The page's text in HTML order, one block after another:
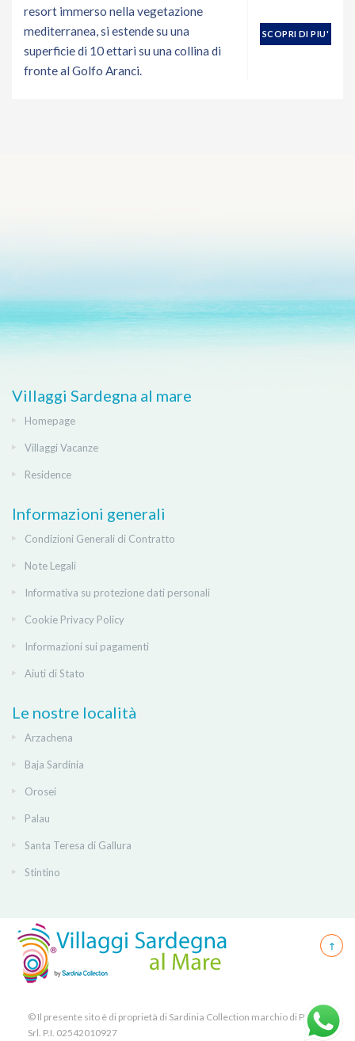
resort immerso nella vegetazione
mediterranea, si estende su una
superficie di 10 ettari su una collina di
fronte al Golfo Aranci.
SCOPRI DI PIU'
Villaggi Sardegna al mare
Homepage
Villaggi Vacanze
Residence
Informazioni generali
Condizioni Generali di Contratto
Note Legali
Informativa su protezione dati personali
Cookie Privacy Policy
Informazioni sui pagamenti
Aiuti di Stato
Le nostre località
Arzachena
Baja Sardinia
Orosei
Palau
Santa Teresa di Gallura
Stintino
© Il presente sito è di proprietà di Sardinia Collection marchio di PICK
Srl. P.I. 02542010927